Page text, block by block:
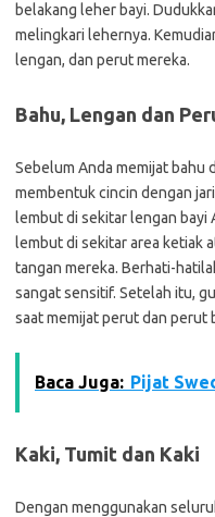
belakang leher bayi.
melingkari lehernya.
lengan, dan perut mereka.
Bahu, Lengan dan
Sebelum Anda memijat bahu
membentuk cincin dengan
lembut di sekitar lengan bayi
lembut di sekitar area ketiak
tangan mereka. Berhati-
sangat sensitif. Setelah itu,
saat memijat perut dan perut
Baca Juga: Pijat
Kaki, Tumit dan Kaki
Dengan menggunakan